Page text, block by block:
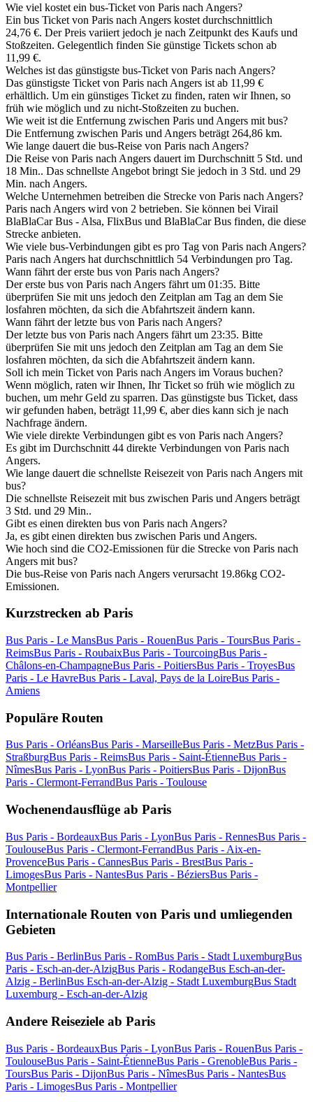
Wie viel kostet ein bus-Ticket von Paris nach Angers?
Ein bus Ticket von Paris nach Angers kostet durchschnittlich
24,76 €. Der Preis variiert jedoch je nach Zeitpunkt des Kaufs und
Stoßzeiten. Gelegentlich finden Sie günstige Tickets schon ab
11,99 €.
Welches ist das günstigste bus-Ticket von Paris nach Angers?
Das günstigste Ticket von Paris nach Angers ist ab 11,99 €
erhältlich. Um ein günstiges Ticket zu finden, raten wir Ihnen, so
früh wie möglich und zu nicht-Stoßzeiten zu buchen.
Wie weit ist die Entfernung zwischen Paris und Angers mit bus?
Die Entfernung zwischen Paris und Angers beträgt 264,86 km.
Wie lange dauert die bus-Reise von Paris nach Angers?
Die Reise von Paris nach Angers dauert im Durchschnitt 5 Std. und
18 Min.. Das schnellste Angebot bringt Sie jedoch in 3 Std. und 29
Min. nach Angers.
Welche Unternehmen betreiben die Strecke von Paris nach Angers?
Paris nach Angers wird von 2 betrieben. Sie können bei Virail
BlaBlaCar Bus - Alsa, FlixBus und BlaBlaCar Bus finden, die diese
Strecke anbieten.
Wie viele bus-Verbindungen gibt es pro Tag von Paris nach Angers?
Paris nach Angers hat durchschnittlich 54 Verbindungen pro Tag.
Wann fährt der erste bus von Paris nach Angers?
Der erste bus von Paris nach Angers fährt um 01:35. Bitte
überprüfen Sie mit uns jedoch den Zeitplan am Tag an dem Sie
losfahren möchten, da sich die Abfahrtszeit ändern kann.
Wann fährt der letzte bus von Paris nach Angers?
Der letzte bus von Paris nach Angers fährt um 23:35. Bitte
überprüfen Sie mit uns jedoch den Zeitplan am Tag an dem Sie
losfahren möchten, da sich die Abfahrtszeit ändern kann.
Soll ich mein Ticket von Paris nach Angers im Voraus buchen?
Wenn möglich, raten wir Ihnen, Ihr Ticket so früh wie möglich zu
buchen, um mehr Geld zu sparren. Das günstigste bus Ticket, dass
wir gefunden haben, beträgt 11,99 €, aber dies kann sich je nach
Nachfrage ändern.
Wie viele direkte Verbindungen gibt es von Paris nach Angers?
Es gibt im Durchschnitt 44 direkte Verbindungen von Paris nach
Angers.
Wie lange dauert die schnellste Reisezeit von Paris nach Angers mit
bus?
Die schnellste Reisezeit mit bus zwischen Paris und Angers beträgt
3 Std. und 29 Min..
Gibt es einen direkten bus von Paris nach Angers?
Ja, es gibt einen direkten bus zwischen Paris und Angers.
Wie hoch sind die CO2-Emissionen für die Strecke von Paris nach
Angers mit bus?
Die bus-Reise von Paris nach Angers verursacht 19.86kg CO2-
Emissionen.
Kurzstrecken ab Paris
Bus Paris - Le MansBus Paris - RouenBus Paris - ToursBus Paris -
ReimsBus Paris - RoubaixBus Paris - TourcoingBus Paris -
Châlons-en-ChampagneBus Paris - PoitiersBus Paris - TroyesBus
Paris - Le HavreBus Paris - Laval, Pays de la LoireBus Paris -
Amiens
Populäre Routen
Bus Paris - OrléansBus Paris - MarseilleBus Paris - MetzBus Paris -
StraßburgBus Paris - ReimsBus Paris - Saint-ÉtienneBus Paris -
NîmesBus Paris - LyonBus Paris - PoitiersBus Paris - DijonBus
Paris - Clermont-FerrandBus Paris - Toulouse
Wochenendausflüge ab Paris
Bus Paris - BordeauxBus Paris - LyonBus Paris - RennesBus Paris -
ToulouseBus Paris - Clermont-FerrandBus Paris - Aix-en-
ProvenceBus Paris - CannesBus Paris - BrestBus Paris -
LimogesBus Paris - NantesBus Paris - BéziersBus Paris -
Montpellier
Internationale Routen von Paris und umliegenden
Gebieten
Bus Paris - BerlinBus Paris - RomBus Paris - Stadt LuxemburgBus
Paris - Esch-an-der-AlzigBus Paris - RodangeBus Esch-an-der-
Alzig - BerlinBus Esch-an-der-Alzig - Stadt LuxemburgBus Stadt
Luxemburg - Esch-an-der-Alzig
Andere Reiseziele ab Paris
Bus Paris - BordeauxBus Paris - LyonBus Paris - RouenBus Paris -
ToulouseBus Paris - Saint-ÉtienneBus Paris - GrenobleBus Paris -
ToursBus Paris - DijonBus Paris - NîmesBus Paris - NantesBus
Paris - LimogesBus Paris - Montpellier